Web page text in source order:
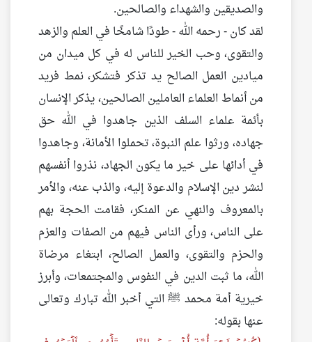
والصديقين والشهداء والصالحين.
لقد كان - رحمه الله - طودًا شامخًا في العلم والزهد
والتقوى، وحب الخير للناس له في كل ميدان من
ميادين العمل الصالح يد تذكر فتشكر، نمط فريد
من أنماط العلماء العاملين الصالحين، يذكر الإنسان
بأئمة علماء السلف الذين جاهدوا في الله حق
جهاده، ورثوا علم النبوة، تحملوا الأمانة، وجاهدوا
في أدائها على خير ما يكون الجهاد، نذروا أنفسهم
لنشر دين الإسلام والدعوة إليه، والذب عنه، والأمر
بالمعروف والنهي عن المنكر، فقامت الحجة بهم
على الناس، ورأى الناس فيهم من الصفات والعزم
والحزم والتقوى، والعمل الصالح، ابتغاء مرضاة
الله، ما ثبت الدين في النفوس والمجتمعات، وأبرز
خيرية أمة محمد ﷺ التي أخبر الله تبارك وتعالى
عنها بقوله: